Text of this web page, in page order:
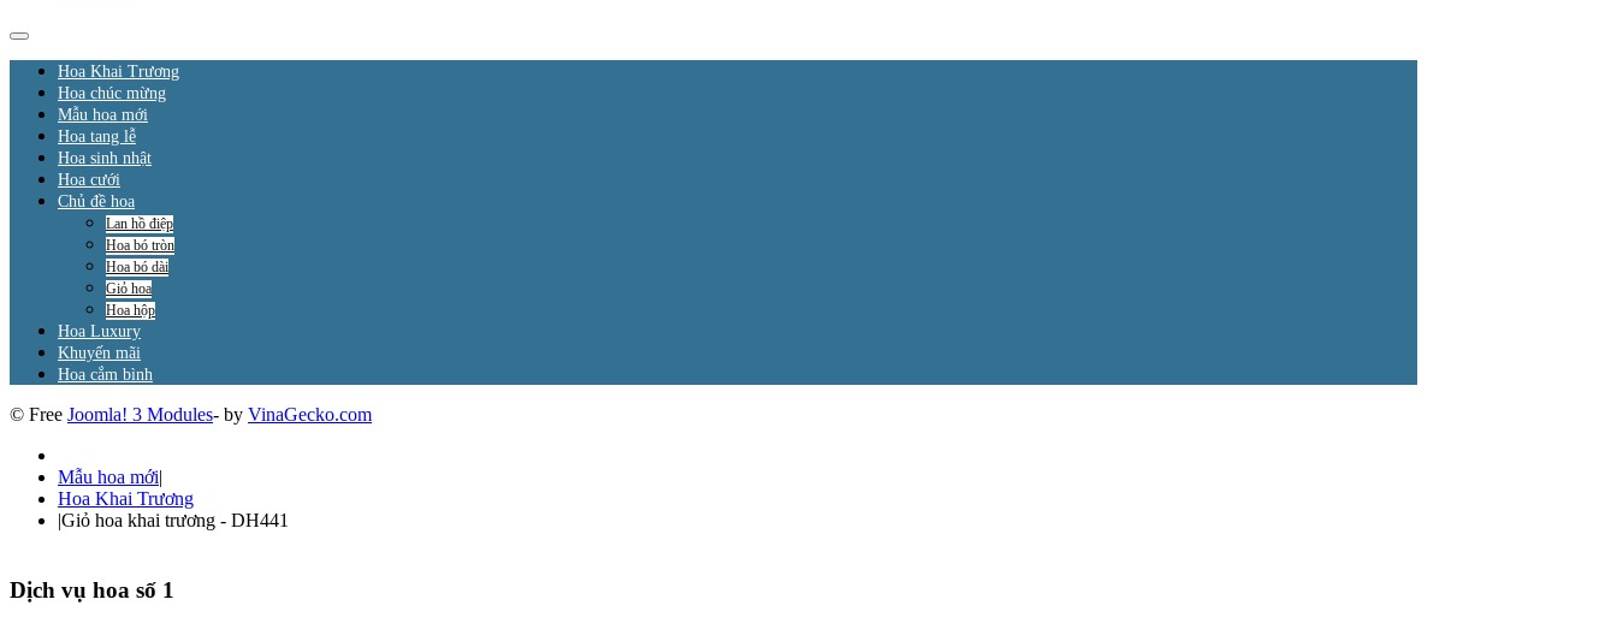
Hoa Khai Trương
Hoa chúc mừng
Mẫu hoa mới
Hoa tang lễ
Hoa sinh nhật
Hoa cưới
Chủ đề hoa
Lan hồ điệp
Hoa bó tròn
Hoa bó dài
Giỏ hoa
Hoa hộp
Hoa Luxury
Khuyến mãi
Hoa cắm bình
© Free Joomla! 3 Modules- by VinaGecko.com
Mẫu hoa mới|
Hoa Khai Trương
|Giỏ hoa khai trương - DH441
Dịch vụ hoa số 1